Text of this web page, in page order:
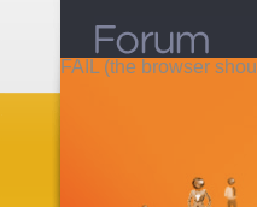
FAIL (the browser